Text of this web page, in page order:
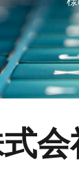
テク
セキ
ソリ
会